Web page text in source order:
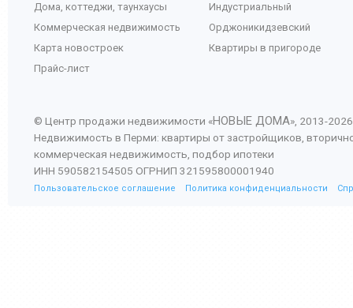
Дома, коттеджи, таунхаусы
Коммерческая недвижимость
Карта новостроек
Прайс-лист
Индустриальный
Орджоникидзевский
Квартиры в пригороде
© Центр продажи недвижимости «НОВЫЕ ДОМА», 2013-2026
Недвижимость в Перми: квартиры от застройщиков,
коммерческая недвижимость, подбор ипотеки
ИНН 590582154505 ОГРНИП 321595800001940
Пользовательское соглашение Политика конфиденциальности